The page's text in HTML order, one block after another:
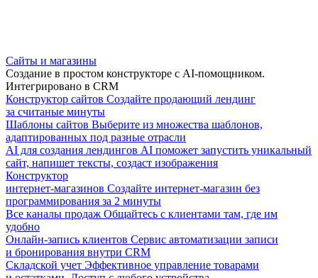
Сайты и магазины
Создание в простом конструкторе с AI-помощником.
Интегрировано в CRM
Конструктор сайтов Создайте продающий лендинг
за считаные минуты
Шаблоны сайтов Выберите из множества шаблонов,
адаптированных под разные отрасли
AI для создания лендингов AI поможет запустить уникальный
сайт, напишет тексты, создаст изображения
Конструктор
интернет-магазинов Создайте интернет-магазин без
программирования за 2 минуты
Все каналы продаж Общайтесь с клиентами там, где им
удобно
Онлайн-запись клиентов Сервис автоматизации записи
и бронирования внутри CRM
Складской учет Эффективное управление товарами